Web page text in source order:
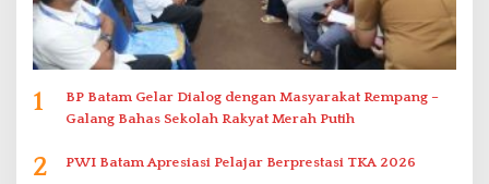
1
BP Batam Gelar Dialog dengan Masyarakat Rempang –
Galang Bahas Sekolah Rakyat Merah Putih
2 PWI Batam Apresiasi Pelajar Berprestasi TKA 2026